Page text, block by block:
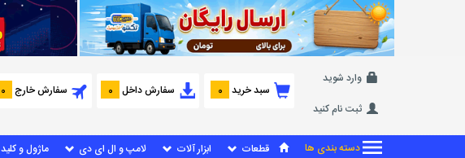
وارد شوید
ثبت نام کنید
سبد خرید 0 سفارش داخل 0 سفارش خارج 0
دسته بندی ها قطعات ابزار آلات لامپ و ال ای دی ماژول و کلید